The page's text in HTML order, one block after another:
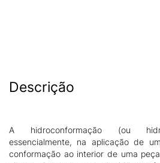
Descrição
A hidroconformação (ou
essencialmente, na aplicação de
conformação ao interior de uma